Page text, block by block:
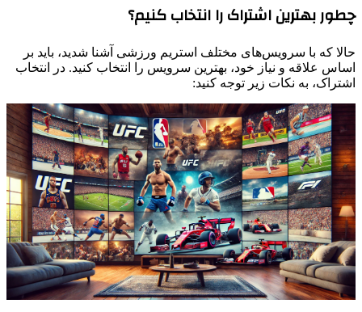
چطور بهترین اشتراک را انتخاب کنیم؟
حالا که با سرویس‌های مختلف استریم ورزشی آشنا شدید، باید بر
اساس علاقه و نیاز خود، بهترین سرویس را انتخاب کنید. در انتخاب
اشتراک، به نکات زیر توجه کنید: